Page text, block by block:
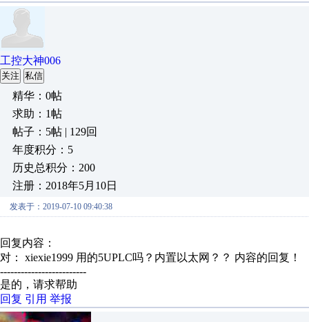
工控大神006
关注 私信
精华：0帖
求助：1帖
帖子：5帖 | 129回
年度积分：5
历史总积分：200
注册：2018年5月10日
发表于：2019-07-10 09:40:38
回复内容：
对： xiexie1999 用的5UPLC吗？内置以太网？？ 内容的回复！
-------------------------
是的，请求帮助
回复 引用 举报